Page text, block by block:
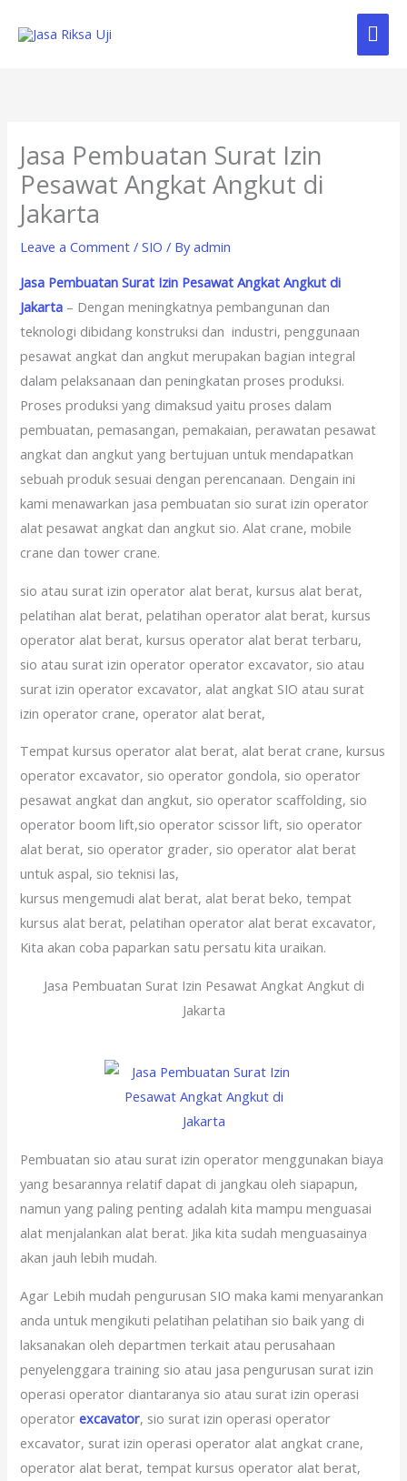
Jasa Pembuatan Surat Izin
Pesawat Angkat Angkut di
Jakarta
Leave a Comment /SIO / Byadmin
Jasa Pembuatan Surat Izin Pesawat Angkat Angkut di
Jakarta – Dengan meningkatnya pembangunan dan
teknologi dibidang konstruksi dan industri, penggunaan
pesawat angkat dan angkut merupakan bagian integral
dalam pelaksanaan dan peningkatan proses produksi.
Proses produksi yang dimaksud yaitu proses dalam
pembuatan, pemasangan, pemakaian, perawatan pesawat
angkat dan angkut yang bertujuan untuk mendapatkan
sebuah produk sesuai dengan perencanaan. Dengain ini
kami menawarkan jasa pembuatan sio surat izin operator
alat pesawat angkat dan angkut sio. Alat crane, mobile
crane dan tower crane.
sio atau surat izin operator alat berat, kursus alat berat,
pelatihan alat berat, pelatihan operator alat berat, kursus
operator alat berat, kursus operator alat berat terbaru,
sio atau surat izin operator operator excavator, sio atau
surat izin operator excavator, alat angkat SIO atau surat
izin operator crane, operator alat berat,
Tempat kursus operator alat berat, alat berat crane, kursus
operator excavator, sio operator gondola, sio operator
pesawat angkat dan angkut, sio operator scaffolding, sio
operator boom lift,sio operator scissor lift, sio operator
alat berat, sio operator grader, sio operator alat berat
untuk aspal, sio teknisi las,
kursus mengemudi alat berat, alat berat beko, tempat
kursus alat berat, pelatihan operator alat berat excavator,
Kita akan coba paparkan satu persatu kita uraikan.
Jasa Pembuatan Surat Izin Pesawat Angkat Angkut di
Jakarta
Pembuatan sio atau surat izin operator menggunakan biaya
yang besarannya relatif dapat di jangkau oleh siapapun,
namun yang paling penting adalah kita mampu menguasai
alat menjalankan alat berat. Jika kita sudah menguasainya
akan jauh lebih mudah.
Agar Lebih mudah pengurusan SIO maka kami menyarankan
anda untuk mengikuti pelatihan pelatihan sio baik yang di
laksanakan oleh departmen terkait atau perusahaan
penyelenggara training sio atau jasa pengurusan surat izin
operasi operator diantaranya sio atau surat izin operasi
operatorexcavator, sio surat izin operasi operator
excavator, surat izin operasi operator alat angkat crane,
operator alat berat, tempat kursus operator alat berat,